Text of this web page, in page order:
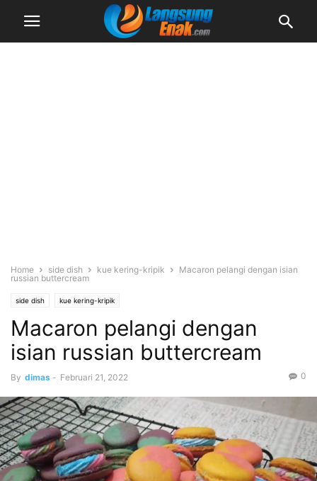
Home side dish kue kering-kripik
Macaron pelangi dengan isian
russian buttercream
side dish kue kering-kripik
Macaron pelangi dengan
isian russian buttercream
By dimas - Februari 21, 2022 0